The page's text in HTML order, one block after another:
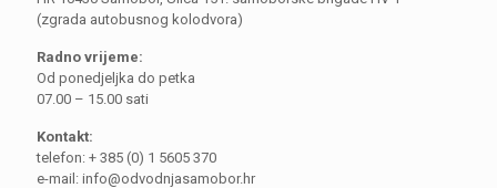
(zgrada autobusnog kolodvora)
Radno vrijeme:
Od ponedjeljka do petka
07.00 – 15.00 sati
Kontakt:
telefon: + 385 (0) 1 5605 370
e-mail: info@odvodnjasamobor.hr